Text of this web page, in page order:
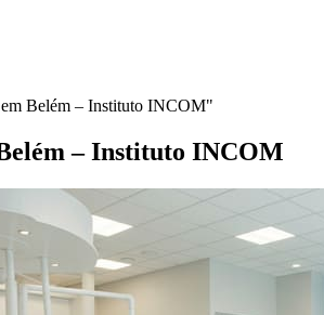
Belém – Instituto INCOM"
– Instituto INCOM